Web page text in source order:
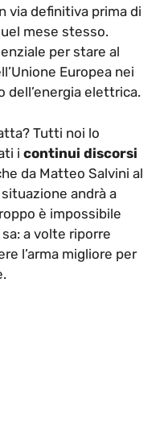
via definitiva prima di
mese stesso.
per stare al
Europea nei
dell’energia elettrica.
Tutti noi lo
i continui discorsi
da Matteo Salvini al
andrà a
è impossibile
a volte riporre
l’arma migliore per